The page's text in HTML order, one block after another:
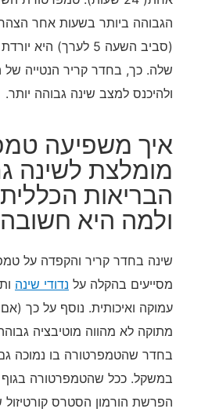
הגבוהה ביותר בשעות אחר
(סביב השעה 5 לערך)
שלה. כך, בחדר קריר הנטייה של
ולהיכנס למצב שינה גבוהה יותר.
איך משפיעה
מומלצת לשינה
הבריאות
ולמה היא
שינה בחדר קריר והקפדה על
מסייעים בהקלה על נדודי שינה
עמוקה ואיכותית. נוסף על כך
מתוקה לא מהווה מוטיבציה
בחדר שהטמפרטורה בו נמוכה
במשקל. ככל שהטמפרטורה
הפרשת הורמון הסטרס